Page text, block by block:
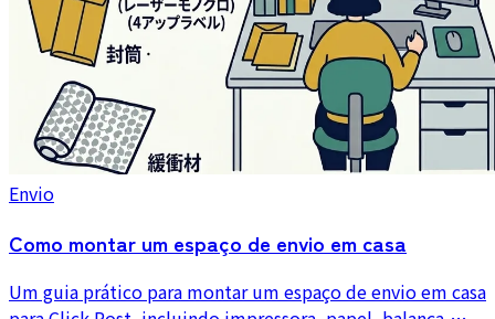
Envio
Como montar um espaço de envio em casa
Um guia prático para montar um espaço de envio em casa